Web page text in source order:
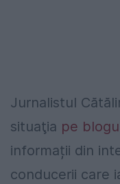
Jurnalistul
situaţia pe
informații din
conducerii care